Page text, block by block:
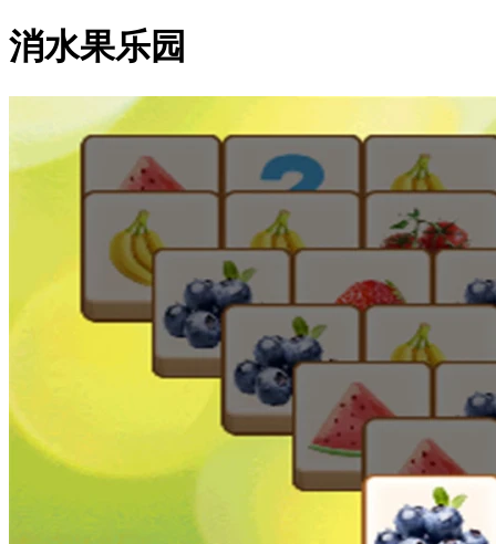
消水果乐园